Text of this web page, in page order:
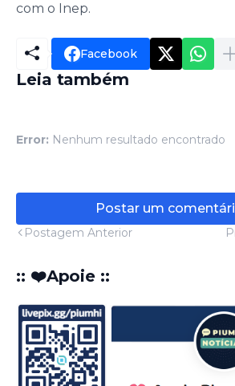
com o Inep.
Facebook
Leia também
Error: Nenhum resultado encontrado
Postar um
Postagem Anterior
:: ❤️Apoie ::